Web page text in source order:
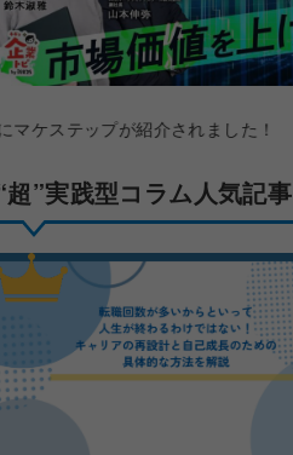
が紹介されました！
超”実践型コラム人気記事